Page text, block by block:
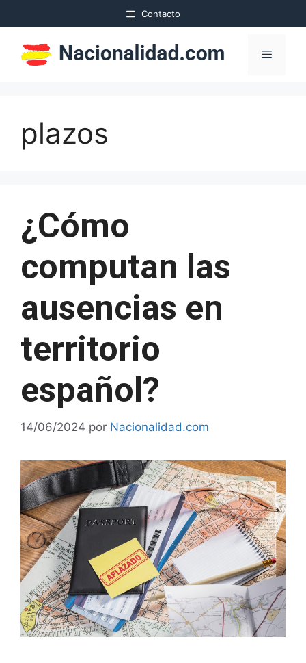
al
contenido
Contacto
Menú
plazos
¿Cómo
computan las
ausencias en
territorio
español?
14/06/2024 por Nacionalidad.com